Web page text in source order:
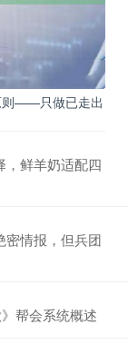
则——只做已走出
，鲜羊奶适配四
密情报，但兵团
帮会系统概述